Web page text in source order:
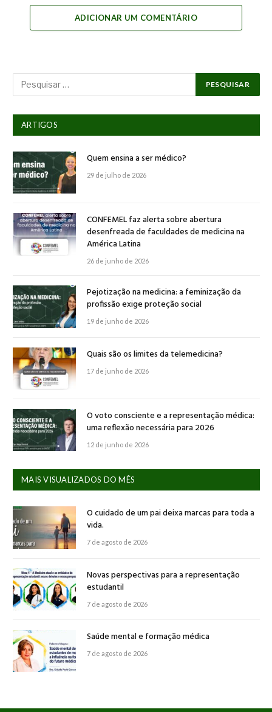
ADICIONAR UM COMENTÁRIO
ARTIGOS
Quem ensina a ser médico?
29 de julho de 2026
CONFEMEL faz alerta sobre abertura
desenfreada de faculdades de medicina na
América Latina
26 de junho de 2026
Pejotização na medicina: a feminização da
profissão exige proteção social
19 de junho de 2026
Quais são os limites da telemedicina?
17 de junho de 2026
O voto consciente e a representação médica:
uma reflexão necessária para 2026
12 de junho de 2026
MAIS VISUALIZADOS DO MÊS
O cuidado de um pai deixa marcas para toda a
vida.
7 de agosto de 2026
Novas perspectivas para a representação
estudantil
7 de agosto de 2026
Saúde mental e formação médica
7 de agosto de 2026